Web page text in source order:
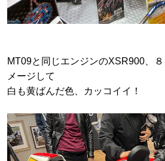
MT09と同じエンジンのXSR900、
メージして
白も黄ばんだ色、カッコイイ！